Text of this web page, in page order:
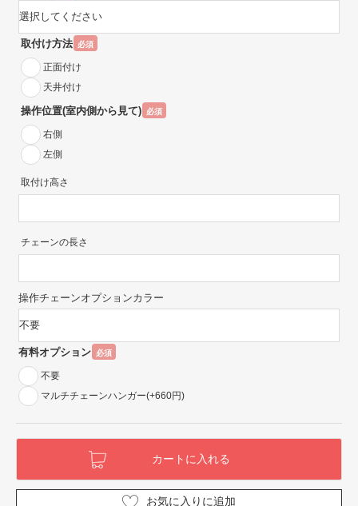
取付け方法 必須
正面付け
天井付け
操作位置(室内側から見て) 必須
右側
左側
取付け高さ
チェーンの長さ
操作チェーンオプションカラー
有料オプション 必須
不要
マルチチェーンハンガー(+660円)
お気に入りに追加